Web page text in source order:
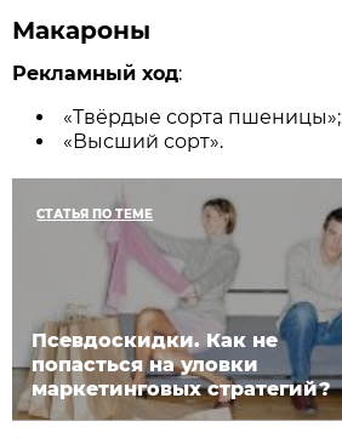
Макароны
Рекламный ход:
«Твёрдые сорта пшеницы»;
«Высший сорт».
СТАТЬЯ ПО ТЕМЕ
Псевдоскидки. Как не
попасться на уловки
маркетинговых стратегий?